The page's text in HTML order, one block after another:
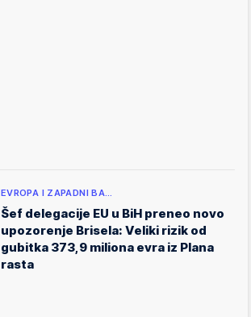
EVROPA I ZAPADNI BA…
Šef delegacije EU u BiH preneo novo
upozorenje Brisela: Veliki rizik od
gubitka 373,9 miliona evra iz Plana
rasta